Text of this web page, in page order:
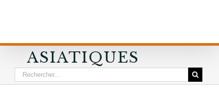
ASIATIQUES